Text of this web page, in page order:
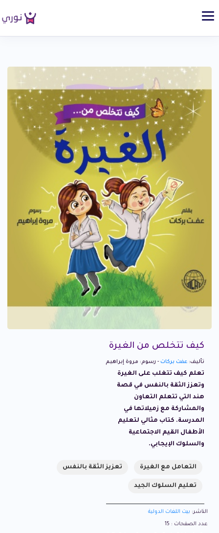
كيف تتخلص من الغيرة
تأليف: عفت بركات - رسوم: مروة إبراهيم
تعلم كيف تتغلب على الغيرة
وتعزز الثقة بالنفس في قصة
هند التي تتعلم التعاون
والمشاركة مع زميلاتها في
المدرسة. كتاب مثالي لتعليم
الأطفال القيم الاجتماعية
والسلوك الإيجابي.
التعامل مع الغيرة تعزيز الثقة بالنفس
تعليم السلوك الجيد
الناشر: بيت اللغات الدولية
عدد الصفحات : 15